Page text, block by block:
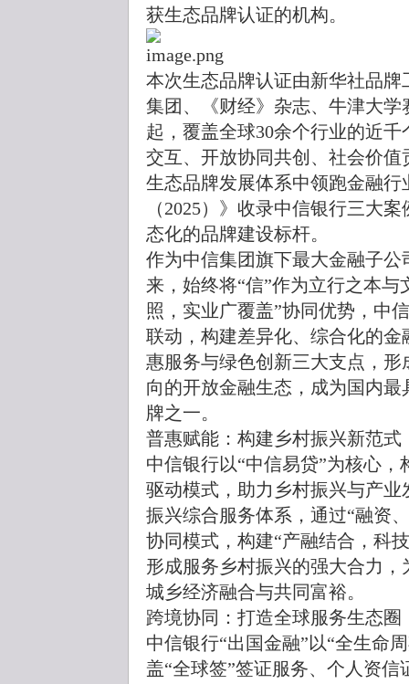
获生态品牌认证的机构。
本次生态品牌认证由新华社品
集团、《财经》杂志、牛津大
起，覆盖全球30余个行业的近
交互、开放协同共创、社会价
生态品牌发展体系中领跑金融
（2025）》收录中信银行三大
态化的品牌建设标杆。
作为中信集团旗下最大金融子公
来，始终将“信”作为立行之本
照，实业广覆盖”协同优势，中
联动，构建差异化、综合化的
惠服务与绿色创新三大支点，
向的开放金融生态，成为国内
牌之一。
普惠赋能：构建乡村振兴新范式
中信银行以“中信易贷”为核心
驱动模式，助力乡村振兴与产业
振兴综合服务体系，通过“融资
协同模式，构建“产融结合，科
形成服务乡村振兴的强大合力
城乡经济融合与共同富裕。
跨境协同：打造全球服务生态圈
中信银行“出国金融”以“全生命
盖“全球签”签证服务、个人资